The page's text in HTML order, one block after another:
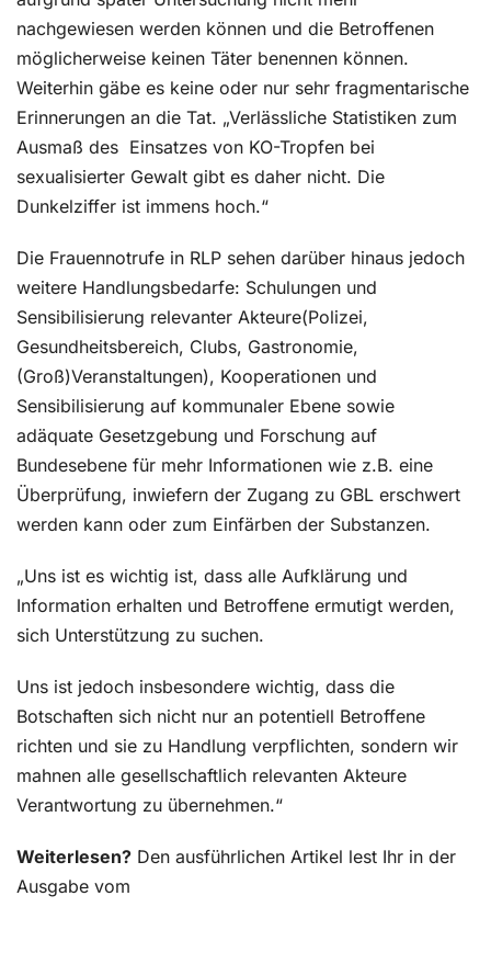
nachgewiesen werden können und die Betroffenen
möglicherweise keinen Täter benennen können.
Weiterhin gäbe es keine oder nur sehr fragmentarische
Erinnerungen an die Tat. „Verlässliche Statistiken zum
Ausmaß des Einsatzes von KO-Tropfen bei
sexualisierter Gewalt gibt es daher nicht. Die
Dunkelziffer ist immens hoch.“
Die Frauennotrufe in RLP sehen darüber hinaus jedoch
weitere Handlungsbedarfe: Schulungen und
Sensibilisierung relevanter Akteure(Polizei,
Gesundheitsbereich, Clubs, Gastronomie,
(Groß)Veranstaltungen), Kooperationen und
Sensibilisierung auf kommunaler Ebene sowie
adäquate Gesetzgebung und Forschung auf
Bundesebene für mehr Informationen wie z.B. eine
Überprüfung, inwiefern der Zugang zu GBL erschwert
werden kann oder zum Einfärben der Substanzen.
„Uns ist es wichtig ist, dass alle Aufklärung und
Information erhalten und Betroffene ermutigt werden,
sich Unterstützung zu suchen.
Uns ist jedoch insbesondere wichtig, dass die
Botschaften sich nicht nur an potentiell Betroffene
richten und sie zu Handlung verpflichten, sondern wir
mahnen alle gesellschaftlich relevanten Akteure
Verantwortung zu übernehmen.“
Weiterlesen? Den ausführlichen Artikel lest Ihr in der
Ausgabe vom